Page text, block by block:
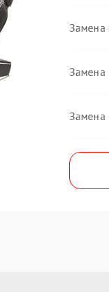
Замена
Замена